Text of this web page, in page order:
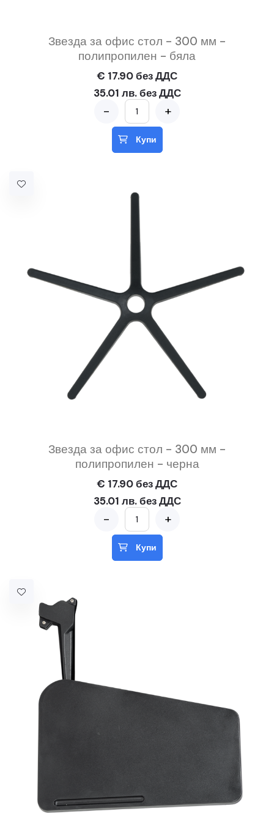
Звезда за офис стол - 300 мм -
полипропилен - бяла
€ 17.90 без ДДС
35.01 лв. без ДДС
- +
Купи
Звезда за офис стол - 300 мм -
полипропилен - черна
€ 17.90 без ДДС
35.01 лв. без ДДС
- +
Купи